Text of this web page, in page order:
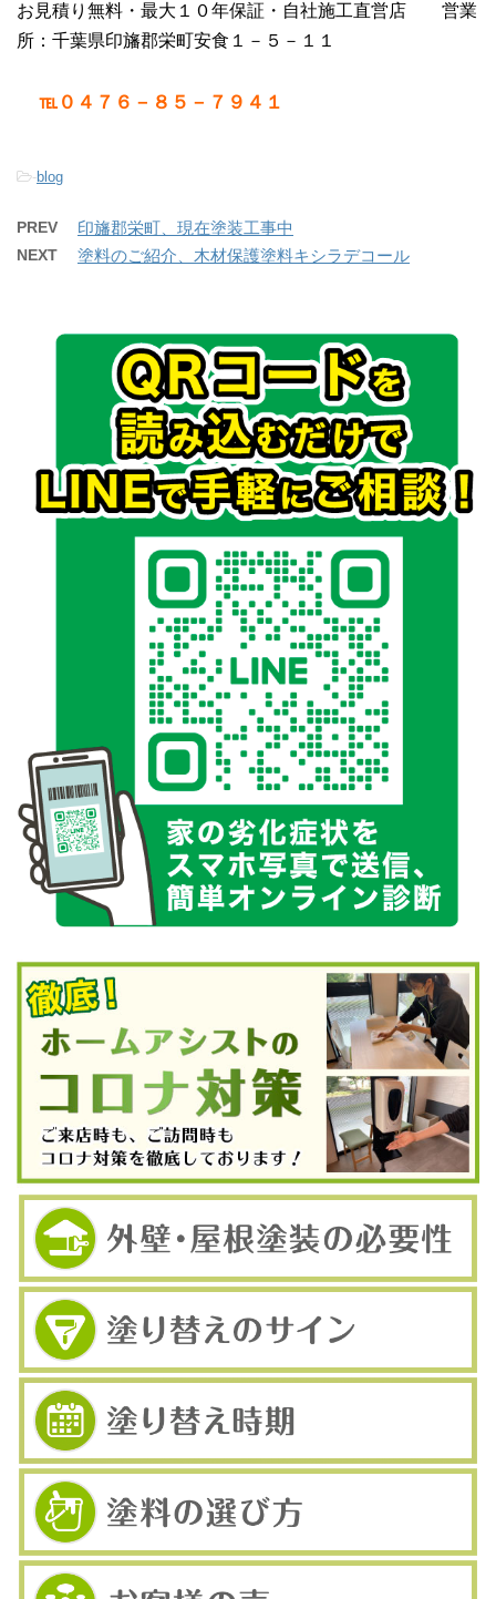
お見積り無料・最大１０年保証・自社施工直営店 営業
所：千葉県印旛郡栄町安食１－５－１１
℡０４７６－８５－７９４１
-blog
PREV 印旛郡栄町、現在塗装工事中
NEXT 塗料のご紹介、木材保護塗料キシラデコール